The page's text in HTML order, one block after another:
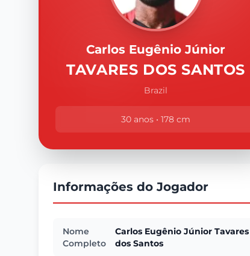
Carlos Eugênio Júnior
TAVARES DOS SANTOS
Brazil
30 anos • 178 cm
Informações do Jogador
Nome
Completo
Carlos Eugênio Júnior Tavares
dos Santos